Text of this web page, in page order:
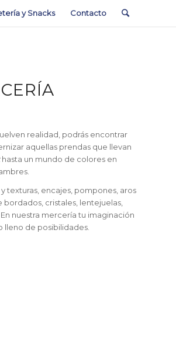
y Snacks Contacto
realidad, podrás encontrar
aquellas prendas que llevan
hasta un mundo de colores en
texturas, encajes, pompones, aros
cristales, lentejuelas,
nuestra mercería tu imaginación
lleno de posibilidades.